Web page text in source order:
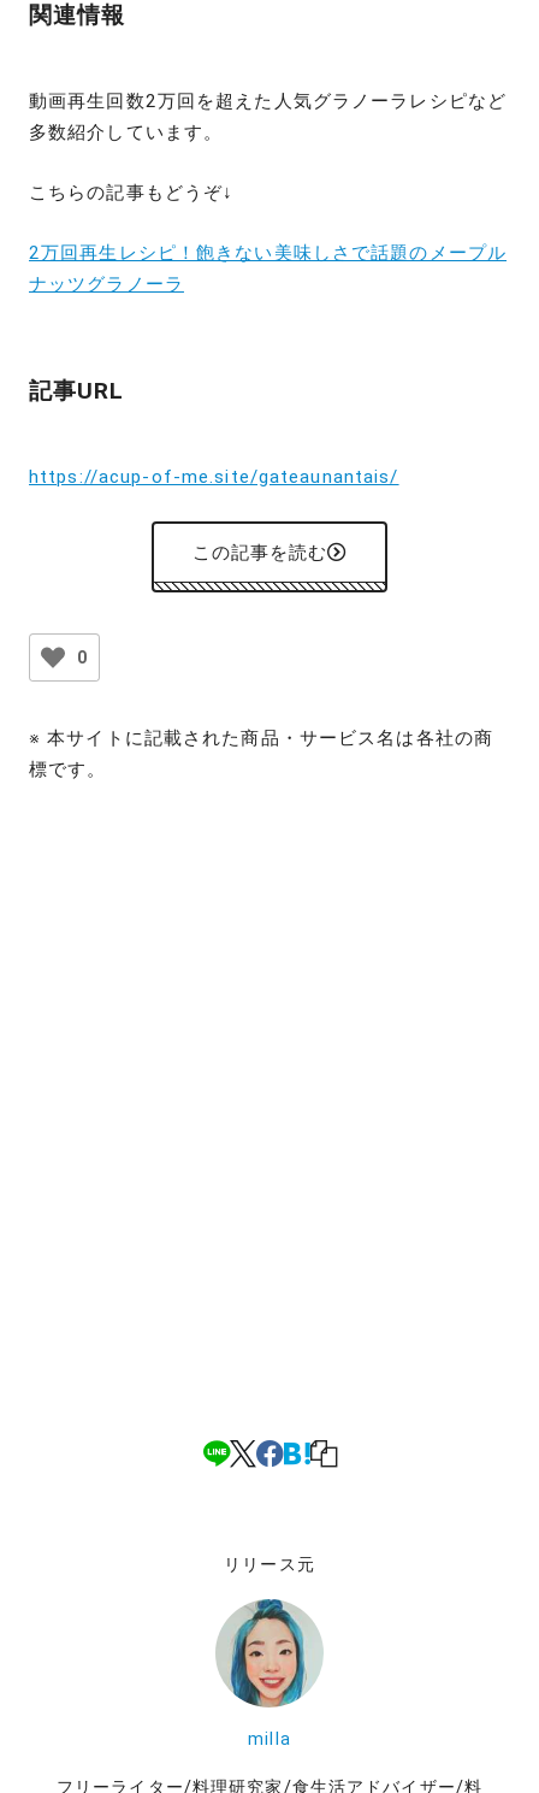
関連情報
動画再生回数2万回を超えた人気グラノーラレシピなど
多数紹介しています。
こちらの記事もどうぞ↓
2万回再生レシピ！飽きない美味しさで話題のメープル
ナッツグラノーラ
記事URL
https://acup-of-me.site/gateaunantais/
この記事を読む
0
※ 本サイトに記載された商品・サービス名は各社の商
標です。
リリース元
milla
フリーライター/料理研究家/食生活アドバイザー/料